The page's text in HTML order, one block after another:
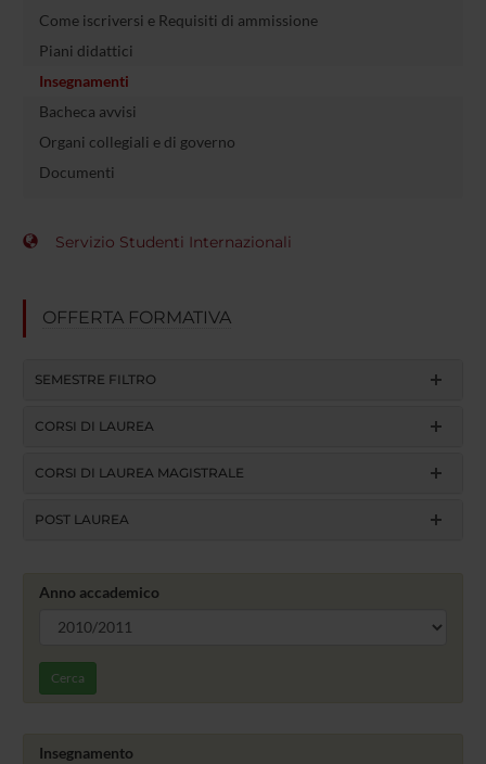
Come iscriversi e Requisiti di ammissione
Piani didattici
Insegnamenti
Bacheca avvisi
Organi collegiali e di governo
Documenti
Servizio Studenti Internazionali
OFFERTA FORMATIVA
SEMESTRE FILTRO
CORSI DI LAUREA
CORSI DI LAUREA MAGISTRALE
POST LAUREA
Anno accademico
Cerca
Insegnamento